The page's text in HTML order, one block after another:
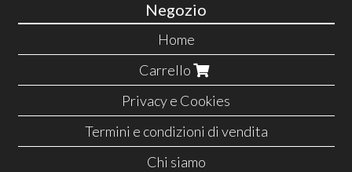
Negozio
Home
Carrello
Privacy e Cookies
Termini e condizioni di vendita
Chi siamo